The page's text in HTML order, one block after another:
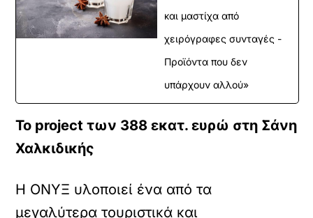
και μαστίχα από
χειρόγραφες συνταγές -
Προϊόντα που δεν
υπάρχουν αλλού»
Το project των 388 εκατ. ευρώ στη Σάνη
Χαλκιδικής
Η ΟΝΥΞ υλοποιεί ένα από τα
μεγαλύτερα τουριστικά και